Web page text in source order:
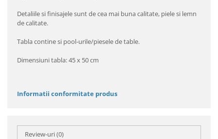
Detaliile si finisajele sunt de cea mai buna calitate, piele si lemn
de calitate.
Tabla contine si pool-urile/piesele de table.
Dimensiuni tabla: 45 x 50 cm
Informatii conformitate produs
Review-uri(0)